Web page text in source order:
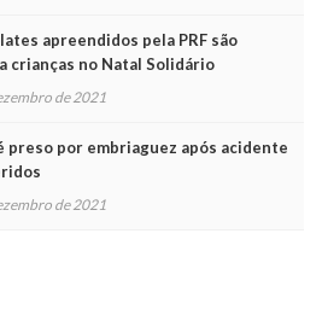
apreendidos pela PRF são
crianças no Natal Solidário
de 2021
preso por embriaguez após acidente
de 2021